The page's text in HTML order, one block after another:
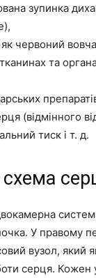
зупинка
червоний
та
(відмінного
тиск і т. д.
У правому
вузол, який
серця. Кожен